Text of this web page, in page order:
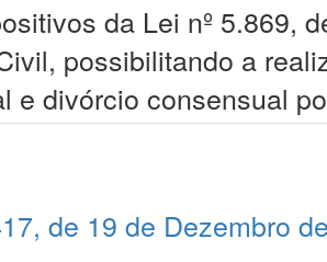
da Lei nº 5.869,
possibilitando a
e divórcio consensual
de 19 de Dezembro